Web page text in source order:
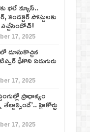
భలే న్యూస్..
కండక్టర్‌ పోస్టులకు
17, 2025
దూసుకొచ్చిన
ఢీకొని ఏడుగురు
17, 2025
ప్రాధాన్యం
హైకోర్టు
17, 2025